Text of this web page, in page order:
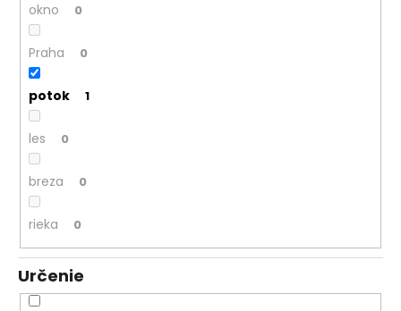
okno 0
Praha 0
potok 1
les 0
breza 0
rieka 0
Určenie